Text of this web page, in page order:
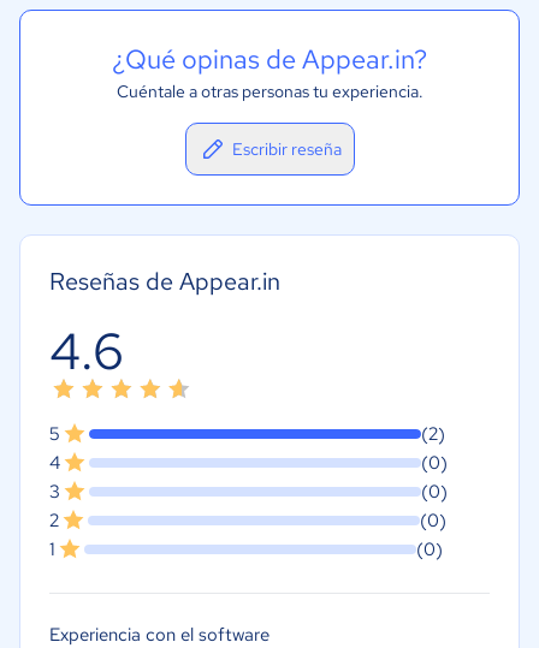
¿Qué opinas de Appear.in?
Cuéntale a otras personas tu experiencia.
Escribir reseña
Reseñas de Appear.in
4.6
5
(2)
4
(0)
3
(0)
2
(0)
1
(0)
Experiencia con el software